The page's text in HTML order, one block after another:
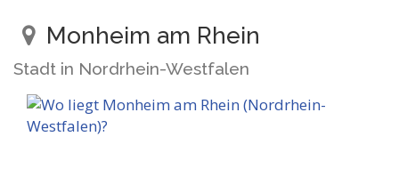
Monheim am Rhein
Stadt in Nordrhein-Westfalen